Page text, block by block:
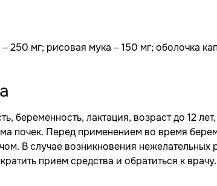
250 мг; рисовая мука – 150 мг; оболочка
беременность, лактация, возраст до 12
почек. Перед применением во время
В случае возникновения нежелательных
прием средства и обратиться к